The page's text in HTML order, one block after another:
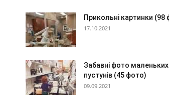
Прикольні картинки (98
17.10.2021
Забавні фото маленьких
пустунів (45 фото)
09.09.2021